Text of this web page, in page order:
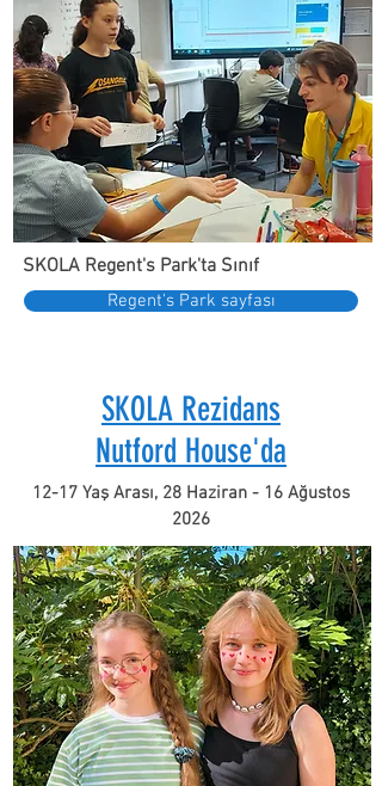
SKOLA Regent's Park'ta Sınıf
Regent's Park sayfası
SKOLA Rezidans
Nutford House'da
12-17 Yaş Arası, 28 Haziran - 16 Ağustos
2026